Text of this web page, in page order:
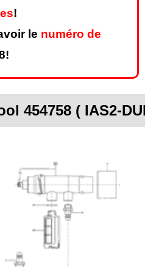
!
le numéro de
454758 ( IAS2-